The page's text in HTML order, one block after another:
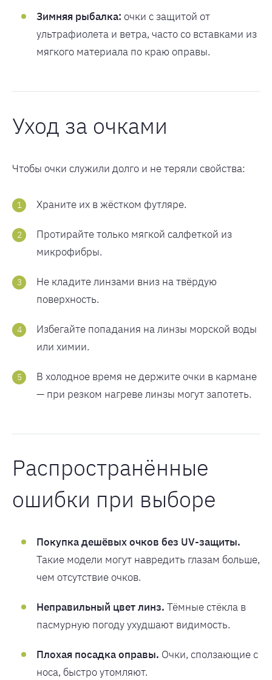
Зимняя рыбалка: очки с защитой от
ультрафиолета и ветра, часто со вставками из
мягкого материала по краю оправы.
Уход за очками
Чтобы очки служили долго и не теряли свойства:
Храните их в жёстком футляре.
Протирайте только мягкой салфеткой из
микрофибры.
Не кладите линзами вниз на твёрдую
поверхность.
Избегайте попадания на линзы морской воды
или химии.
В холодное время не держите очки в кармане
— при резком нагреве линзы могут запотеть.
Распространённые
ошибки при выборе
Покупка дешёвых очков без UV-защиты.
Такие модели могут навредить глазам больше,
чем отсутствие очков.
Неправильный цвет линз. Тёмные стёкла в
пасмурную погоду ухудшают видимость.
Плохая посадка оправы. Очки, сползающие с
носа, быстро утомляют.